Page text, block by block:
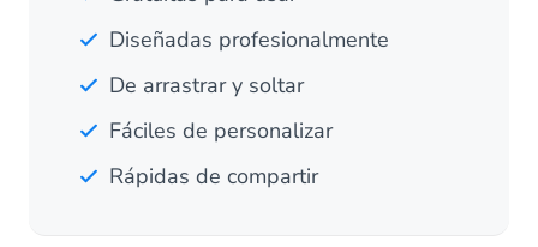
Diseñadas profesionalmente
De arrastrar y soltar
Fáciles de personalizar
Rápidas de compartir